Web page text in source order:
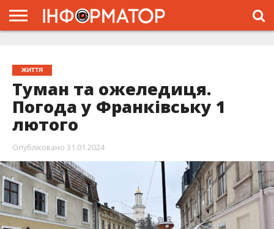
ЖИТТЯ
Туман та ожеледиця.
Погода у Франківську 1
лютого
Опубліковано 31.01.2024